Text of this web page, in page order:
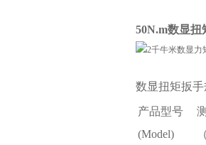
50N.m数显扭
数显扭矩扳手
产品型号
(Model)